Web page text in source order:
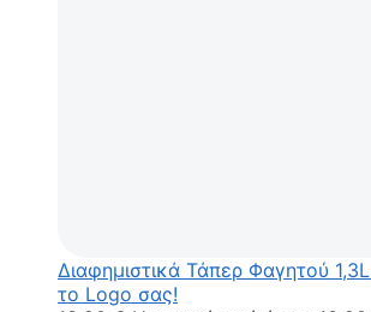
Διαφημιστικά Τάπερ Φαγητού 1,3L
το Logo σας!